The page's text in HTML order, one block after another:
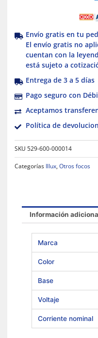
Envío gratis en tu
El envío gratis no
cuentan con la
está sujeto a
Entrega de 3 a 5 días
Pago seguro con
Aceptamos
Política de
SKU 529-600-000014
Categorías Illux, Otros focos
Información
Marca
Color
Base
Voltaje
Corriente nominal